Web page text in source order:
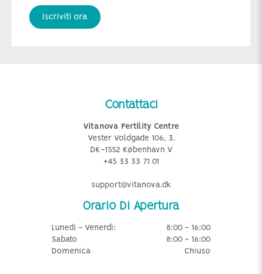
Iscriviti ora
Contattaci
Vitanova Fertility Centre
Vester Voldgade 106, 3.
DK-1552 København V
+45 33 33 71 01
support@vitanova.dk
Orario Di Apertura
Lunedi - Venerdì:
8:00 - 16:00
Sabato
8:00 - 16:00
Domenica
Chiuso